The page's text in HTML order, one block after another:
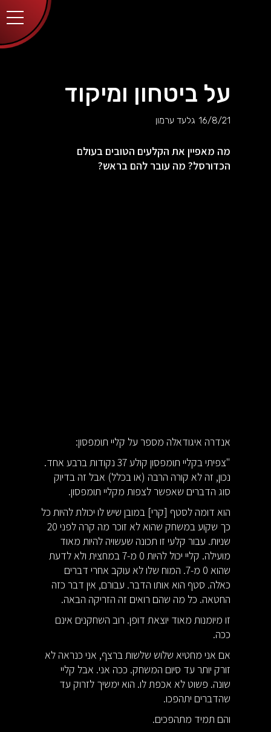
על ביטחון ומיקוד
16/8/21 גלעד ערמון
מה מאפיין את הקלעים הטובים בעולם
הכדורסל? מה עובר להם בראש?
אנדרה איגודאלה מספר על קליי תומפסון:
"צפיתי בקליי תומפסון קולע 37 נקודות ברבע אחד.
נכון, זה לא קורה הרבה (או בכלל) אבל זה בדיוק
סוג הדברים שאפשר לצפות מקליי תומפסון.
הוא דומה לסטף [קרי] במובן שיש לו יכולת להיות כל
כך שקוע במשחק שהוא לא זוכר מה קרה לפני 20
שניות. עבור קלעי זו תכונה שעשויה להיות מאוד
מועילה. קליי יכול להיות 0 מ-7 במחצית ולא לדעת
שהוא 0 מ-7. המוח שלו לא עוקב אחרי דברים
כאלה. סטף הוא אותו הדבר. עבורם, אין דבר כזה
החטאה. כל מה שהם רואים זה הזריקה הבאה.
זו מיומנות מאוד יוצאת דופן. רוב השחקנים אינם
ככה.
אם אני מחטיא שלוש שלשות ברצף, אני כנראה לא
זורק יותר עד סיום המשחק. ככה אני. אבל קליי
שונה. פשוט לא אכפת לו. הוא ימשיך לזרוק עד
שהדברים יתהפכו.
והם תמיד מתהפכים.